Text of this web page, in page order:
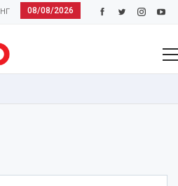
08/08/2026